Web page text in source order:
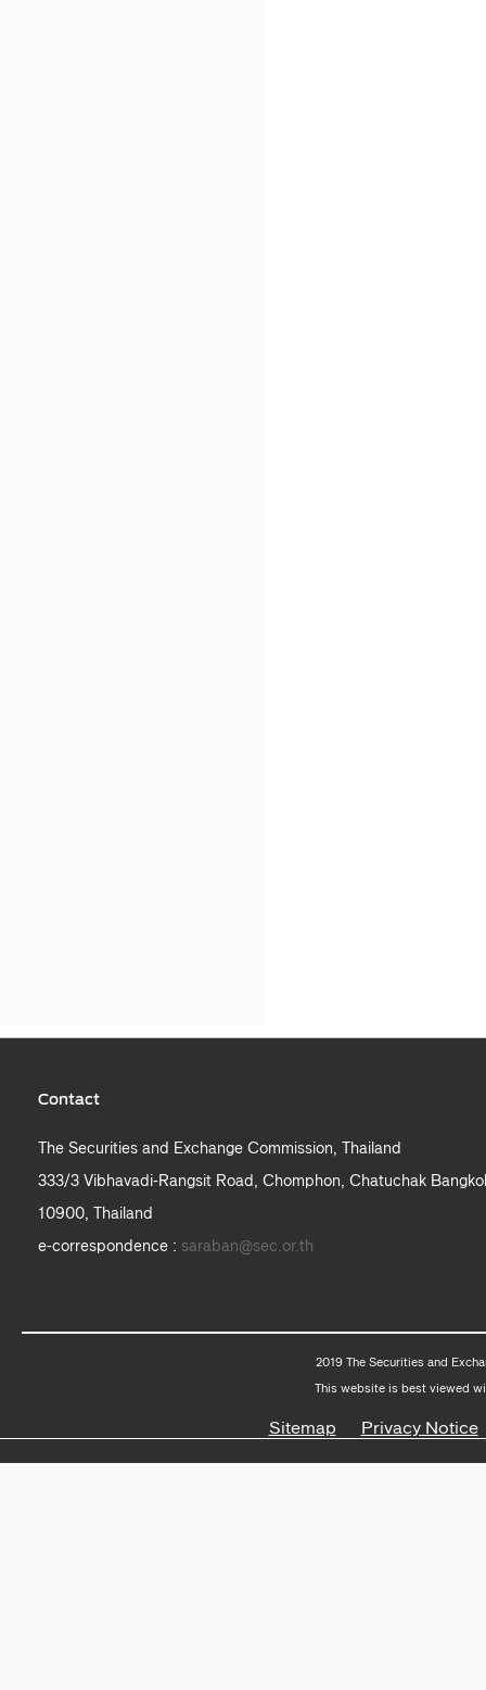
Contact
The Securities and Exchange Commission, Thailand
333/3 Vibhavadi-Rangsit Road, Chomphon, Chatuchak
10900, Thailand
e-correspondence : saraban@sec.or.th
2019 The Securities and
This website is best viewed
Sitemap Privacy Notice